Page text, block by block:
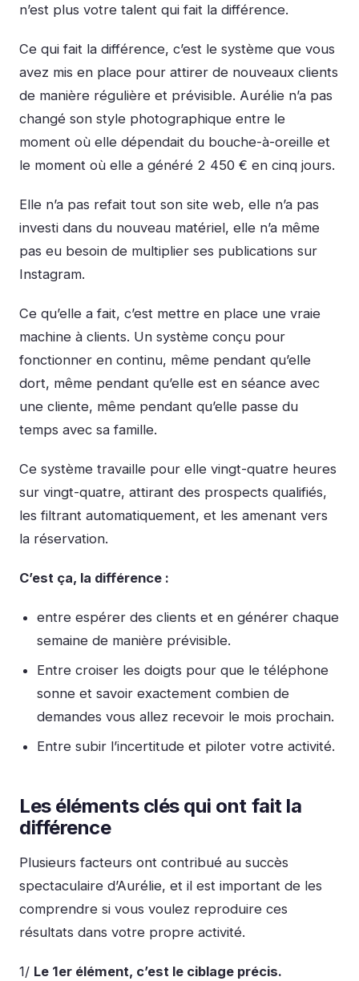
n’est plus votre talent qui fait la différence.
Ce qui fait la différence, c’est le système que vous
avez mis en place pour attirer de nouveaux clients
de manière régulière et prévisible. Aurélie n’a pas
changé son style photographique entre le
moment où elle dépendait du bouche-à-oreille et
le moment où elle a généré 2 450 € en cinq jours.
Elle n’a pas refait tout son site web, elle n’a pas
investi dans du nouveau matériel, elle n’a même
pas eu besoin de multiplier ses publications sur
Instagram.
Ce qu’elle a fait, c’est mettre en place une vraie
machine à clients. Un système conçu pour
fonctionner en continu, même pendant qu’elle
dort, même pendant qu’elle est en séance avec
une cliente, même pendant qu’elle passe du
temps avec sa famille.
Ce système travaille pour elle vingt-quatre heures
sur vingt-quatre, attirant des prospects qualifiés,
les filtrant automatiquement, et les amenant vers
la réservation.
C’est ça, la différence :
entre espérer des clients et en générer chaque
semaine de manière prévisible.
Entre croiser les doigts pour que le téléphone
sonne et savoir exactement combien de
demandes vous allez recevoir le mois prochain.
Entre subir l’incertitude et piloter votre activité.
Les éléments clés qui ont fait la
différence
Plusieurs facteurs ont contribué au succès
spectaculaire d’Aurélie, et il est important de les
comprendre si vous voulez reproduire ces
résultats dans votre propre activité.
1/ Le 1er élément, c’est le ciblage précis.